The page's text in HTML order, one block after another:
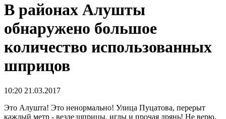
В районах Алушты
обнаружено большое
количество использованных
шприцов
10:20 21.03.2017
Это Алушта! Это ненормально! Улица Пуцатова, перерыт
каждый метр - везде шприцы, иглы и прочая дрянь! Не верю,